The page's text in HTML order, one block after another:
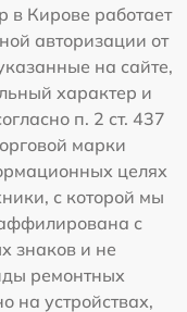
в Кирове работает
авторизации от
на сайте,
характер и
п. 2 ст. 437
марки
целях
с которой мы
с
знаков и не
ремонтных
на устройствах,